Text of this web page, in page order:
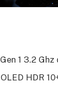
1 3.2
HDR